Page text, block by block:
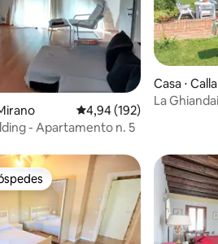
5, 10 avaliações
4,94 de uma avaliação
4,94 (192)
- Apartamento n. 5
Casa ⋅
La